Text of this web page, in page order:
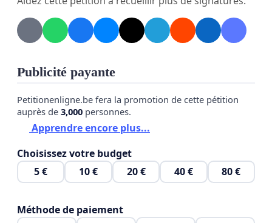
ce projet, leur emploi pourrait être en danger. Il est
temps de faire comprendre à cette majorité que
ces jeux politiques avec l’argent du contribuable ne
doit pas devenir le souffre-douleur de cette
législature : cette fois, nous voulons que ce projet
(déjà entamé) soit mené à bien, tel que prévu : OUI
au tram jusqu’à Herstal et Seraing !
Publicité payante
Petitionenligne.be fera la promotion de cette pétition
auprès de 3,000 personnes.
Apprendre encore plus...
Choisissez votre budget
5 €
10 € 20 € 40 € 80 €
Méthode de paiement